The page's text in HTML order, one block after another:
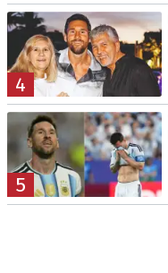
4
5